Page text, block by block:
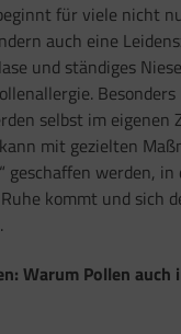
für viele nicht
auch eine
und ständiges
selbst im eigenen
mit gezielten
geschaffen werden, in
kommt und sich
Warum Pollen auch